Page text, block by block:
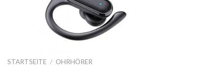
STARTSEITE / OHRHÖRER